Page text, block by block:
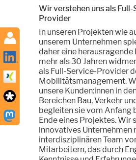
Wir verstehen uns als
Provider
In unseren Projekten wie
unserem Unternehmen
daher eine herausragende
mehr als 30 Jahren
als Full-Service-Provider
Mobilitätsmanagement.
unsere Kunden:innen in
Bereichen Bau, Verkehr
begleiten sie vom Anfang
Ende eines Projektes. Wir
innovatives Unternehmen
interdisziplinären Team
Mitarbeitern, das durch